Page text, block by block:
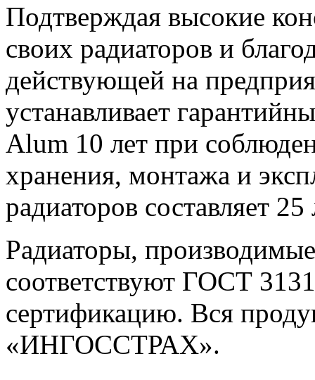
Подтверждая высокие
своих радиаторов и
действующей на
устанавливает
Alum 10 лет при
хранения, монтажа и
радиаторов составляет
Радиаторы,
соответствуют ГОСТ
сертификацию. Вся
«ИНГОССТРАХ».